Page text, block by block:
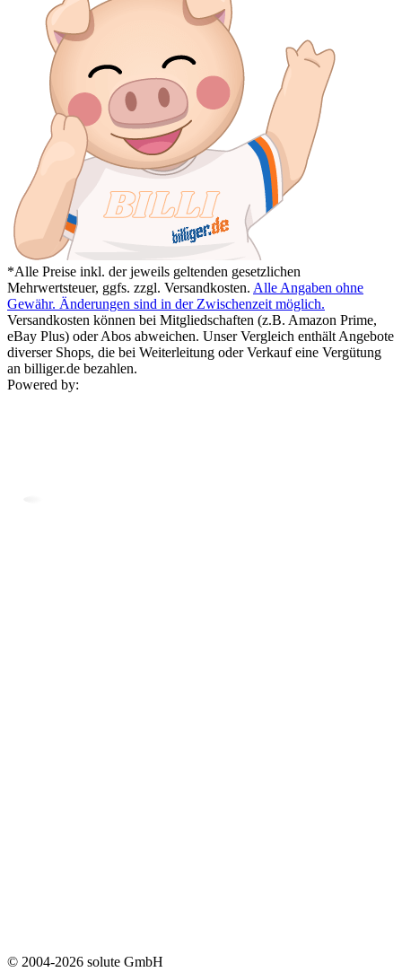
*Alle Preise inkl. der jeweils geltenden gesetzlichen
Mehrwertsteuer, ggfs. zzgl. Versandkosten. Alle Angaben ohne
Gewähr. Änderungen sind in der Zwischenzeit möglich.
Versandkosten können bei Mitgliedschaften (z.B. Amazon Prime,
eBay Plus) oder Abos abweichen. Unser Vergleich enthält Angebote
diverser Shops, die bei Weiterleitung oder Verkauf eine Vergütung
an billiger.de bezahlen.
Powered by:
© 2004-2026 solute GmbH